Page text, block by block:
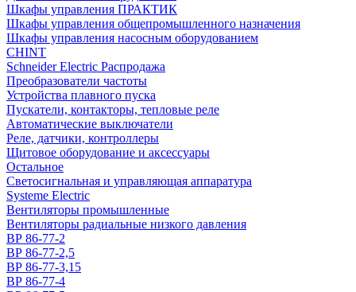
Шкафы управления ПРАКТИК
Шкафы управления общепромышленного назначения
Шкафы управления насосным оборудованием
CHINT
Schneider Electric Распродажа
Преобразователи частоты
Устройства плавного пуска
Пускатели, контакторы, тепловые реле
Автоматические выключатели
Реле, датчики, контроллеры
Щитовое оборудование и аксессуары
Остальное
Светосигнальная и управляющая аппаратура
Systeme Electric
Вентиляторы промышленные
Вентиляторы радиальные низкого давления
ВР 86-77-2
ВР 86-77-2,5
ВР 86-77-3,15
ВР 86-77-4